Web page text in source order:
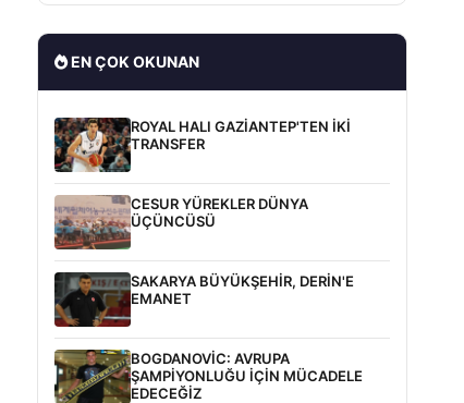
EN ÇOK OKUNAN
ROYAL HALI GAZİANTEP'TEN İKİ
TRANSFER
CESUR YÜREKLER DÜNYA
ÜÇÜNCÜSÜ
SAKARYA BÜYÜKŞEHİR, DERİN'E
EMANET
BOGDANOVİC: AVRUPA
ŞAMPİYONLUĞU İÇİN MÜCADELE
EDECEĞİZ